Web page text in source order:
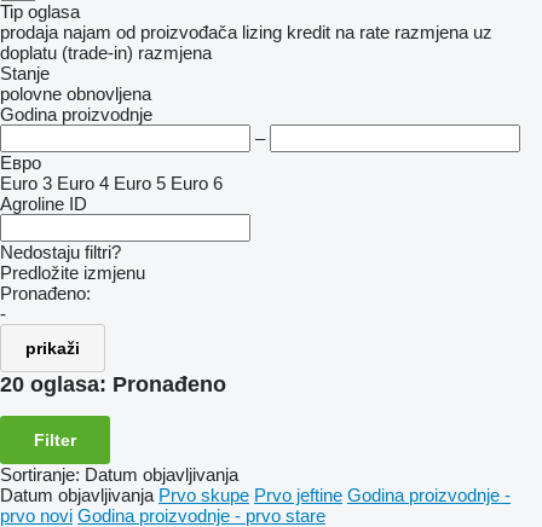
Tip oglasa
prodaja najam od proizvođača lizing kredit na rate razmjena uz
doplatu (trade-in) razmjena
Stanje
polovne obnovljena
Godina proizvodnje
–
Евро
Euro 3 Euro 4 Euro 5 Euro 6
Agroline ID
Nedostaju filtri?
Predložite izmjenu
Pronađeno:
-
prikaži
20 oglasa: Pronađeno
Filter
Sortiranje: Datum objavljivanja
Datum objavljivanja Prvo skupe Prvo jeftine Godina proizvodnje -
prvo novi Godina proizvodnje - prvo stare